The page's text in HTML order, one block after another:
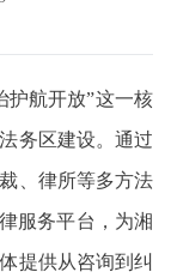
护航开放”这一核
务区建设。通过
、律所等多方法
服务平台，为湘
提供从咨询到纠